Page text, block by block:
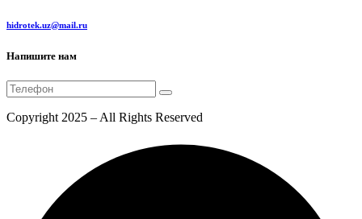
hidrotek.uz@mail.ru
Напишите нам
Copyright 2025 – All Rights Reserved